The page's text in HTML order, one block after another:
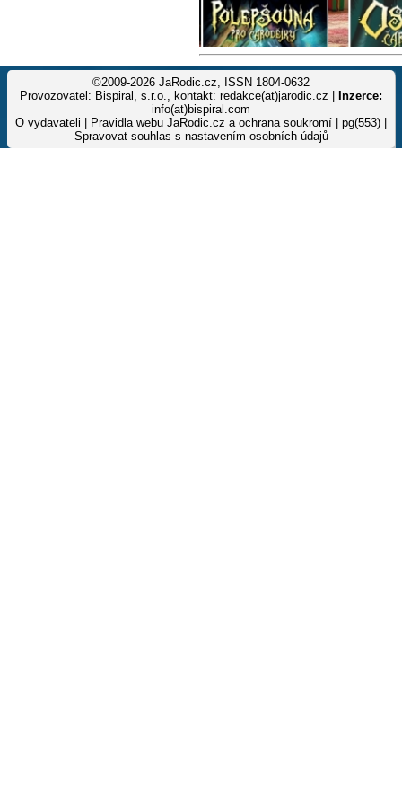
©2009-2026 JaRodic.cz, ISSN 1804-0632
Provozovatel: Bispiral, s.r.o., kontakt: redakce(at)jarodic.cz |
Inzerce:
info(at)bispiral.com
O vydavateli
Pravidla webu JaRodic.cz a ochrana soukromí | pg(553) |
Spravovat souhlas s nastavením osobních údajů